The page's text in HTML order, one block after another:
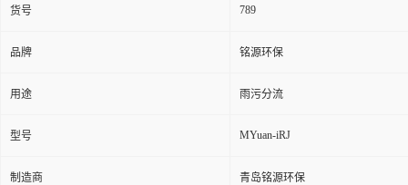
货号 789
品牌 铭源环保
用途 雨污分流
型号 MYuan-iRJ
制造商 青岛铭源环保